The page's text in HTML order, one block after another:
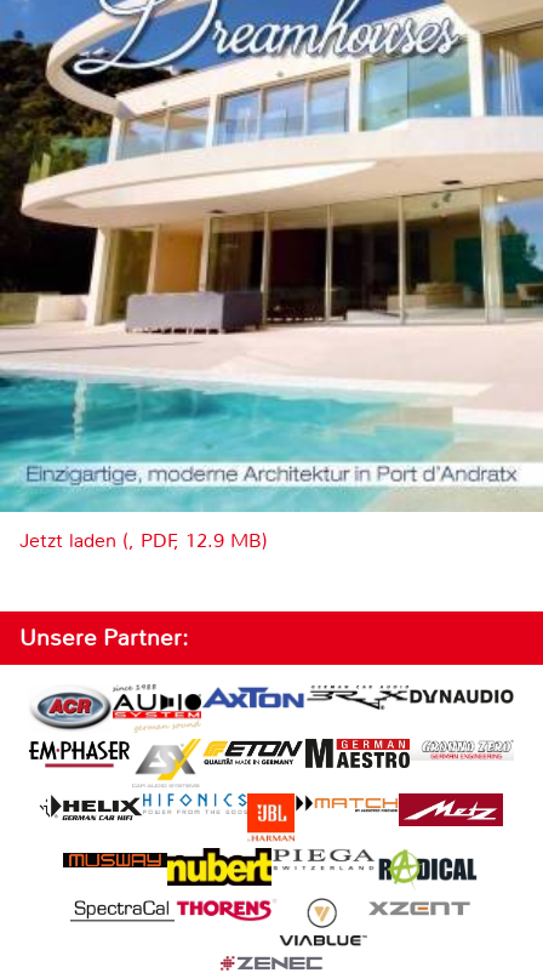
Jetzt laden (, PDF, 12.9 MB)
Unsere Partner: